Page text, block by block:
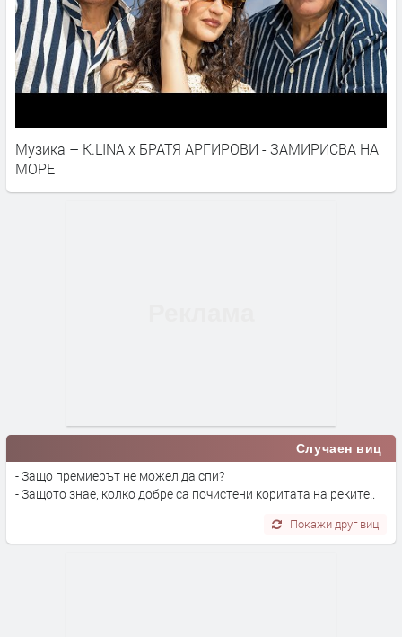
Музика – K.LINA x БРАТЯ АРГИРОВИ - ЗАМИРИСВА НА
МОРЕ
Случаен виц
- Защо премиерът не можел да спи?
- Защото знае, колко добре са почистени коритата на реките..
Покажи друг виц